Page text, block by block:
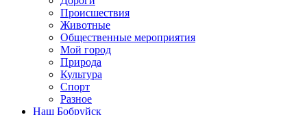
Происшествия
Животные
Общественные мероприятия
Мой город
Природа
Культура
Спорт
Разное
Наш Бобруйск